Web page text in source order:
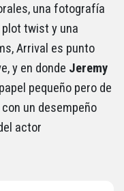
una fotografía
twist y una
Arrival es punto
y en donde Jeremy
pequeño pero de
un desempeño
actor